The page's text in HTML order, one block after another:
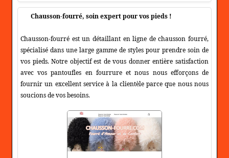
Chausson-fourré, soin expert pour vos pieds !
Chausson-fourré est un détaillant en ligne de chausson fourré,
spécialisé dans une large gamme de styles pour prendre soin de
vos pieds. Notre objectif est de vous donner entière satisfaction
avec vos pantoufles en fourrure et nous nous efforçons de
fournir un excellent service à la clientèle parce que nous nous
soucions de vos besoins.